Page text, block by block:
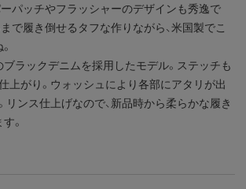
パッチやフラッシャーのデザインも秀逸で
で履き倒せるタフな作りながら、米国製でこ
ラックデニムを採用したモデル。ステッチも
上がり。ウォッシュにより各部にアタリが出
リンス仕上げなので、新品時から柔らかな履き
。